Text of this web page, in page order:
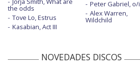
the odds
Tove Lo, Estrus
Kasabian, Act III
Peter Gabriel, o/i
Alex Warren,
Wildchild
NOVEDADES DISCOS